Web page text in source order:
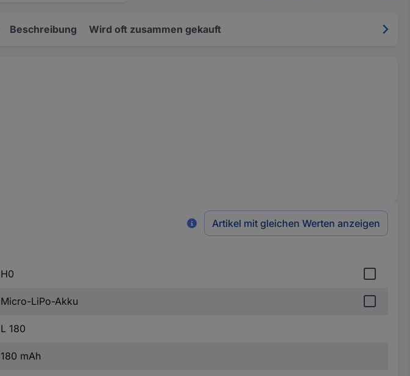
Beschreibung Wird oft zusammen gekauft
Artikel mit gleichen Werten anzeigen
H0
Micro-LiPo-Akku
L 180
180 mAh